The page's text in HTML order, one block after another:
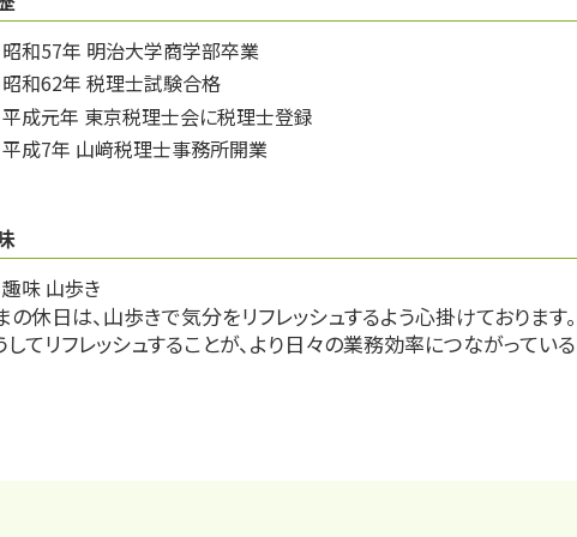
昭和57年 明治大学商学部卒業
昭和62年 税理士試験合格
平成元年 東京税理士会に税理士登録
平成7年 山﨑税理士事務所開業
趣味 山歩き
の休日は、山歩きで気分をリフレッシュするよう心掛けております。
してリフレッシュすることが、より日々の業務効率につながってい